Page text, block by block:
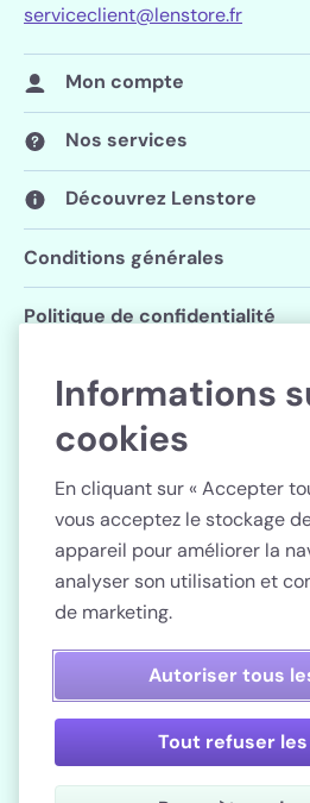
serviceclient@lenstore.fr
Mon compte
Nos services
Découvrez Lenstore
Conditions générales
Politique de confidentialité
Paramètres des cookies
Suivez Lenstore
Pays
Paiement sécurisé
Lenstore.fr. N° d’enregistrement
Informations
cookies
En cliquant sur « Accepter
vous acceptez le stockage
appareil pour améliorer la
analyser son utilisation et
de marketing.
Tout refuser
Autoriser tous